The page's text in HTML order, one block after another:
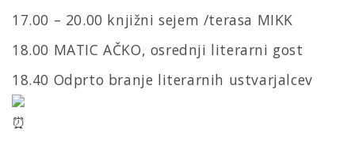
17.00 – 20.00 knjižni sejem /terasa MIKK
18.00 MATIC AČKO, osrednji literarni gost
18.40 Odprto branje literarnih ustvarjalcev